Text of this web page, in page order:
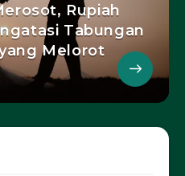
Rupiah
Tabungan
Melorot